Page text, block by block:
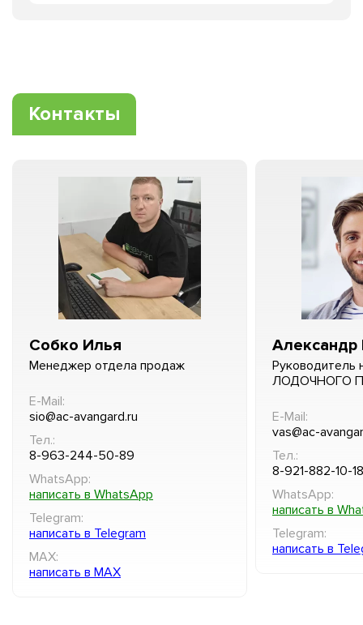
Контакты
Собко Илья
Менеджер отдела продаж
E-Mail:
sio@ac-avangard.ru
Тел.:
8-963-244-50-89
WhatsApp:
написать в WhatsApp
Telegram:
написать в Telegram
MAX:
написать в MAX
Александр
Руководитель
ЛОДОЧНОГО
E-Mail:
vas@ac-
Тел.:
8-921-882-10-18
WhatsApp:
написать в
Telegram:
написать в